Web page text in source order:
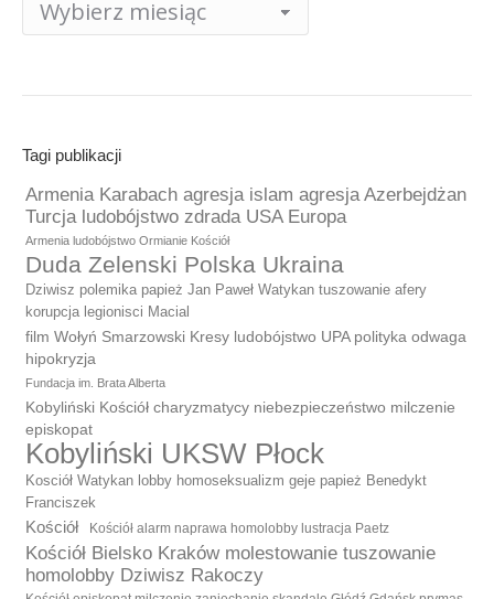
publikacji
Tagi publikacji
Armenia Karabach agresja islam agresja Azerbejdżan
Turcja ludobójstwo zdrada USA Europa
Armenia ludobójstwo Ormianie Kościół
Duda Zelenski Polska Ukraina
Dziwisz polemika papież Jan Paweł Watykan tuszowanie afery
korupcja legionisci Macial
film Wołyń Smarzowski Kresy ludobójstwo UPA polityka odwaga
hipokryzja
Fundacja im. Brata Alberta
Kobyliński Kościół charyzmatycy niebezpieczeństwo milczenie
episkopat
Kobyliński UKSW Płock
Kosciół Watykan lobby homoseksualizm geje papież Benedykt
Franciszek
Kościół Kościół alarm naprawa homolobby lustracja Paetz
Kościół Bielsko Kraków molestowanie tuszowanie
homolobby Dziwisz Rakoczy